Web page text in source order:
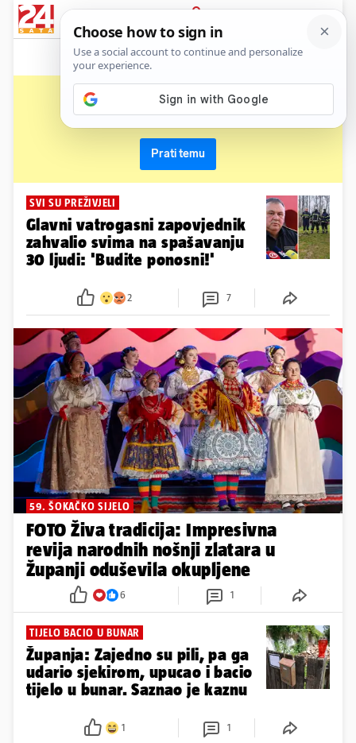
PRIJAVA
News
županja
Prati temu
SVI SU PREŽIVJELI
Glavni vatrogasni zapovjednik
zahvalio svima na spašavanju
30 ljudi: 'Budite ponosni!'
2 7
59. ŠOKAČKO SIJELO
FOTO Živa tradicija: Impresivna
revija narodnih nošnji zlatara u
Županji oduševila okupljene
6 1
TIJELO BACIO U BUNAR
Županja: Zajedno su pili, pa ga
udario sjekirom, upucao i bacio
tijelo u bunar. Saznao je kaznu
1 1